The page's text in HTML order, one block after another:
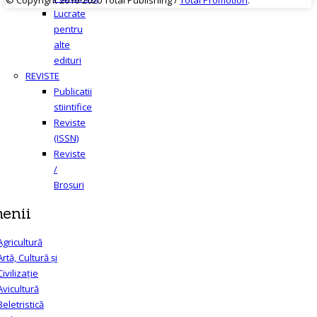
Lucrate
pentru
alte
edituri
REVISTE
Publicatii
stiintifice
Reviste
(ISSN)
Reviste
/
Broșuri
Cultură și